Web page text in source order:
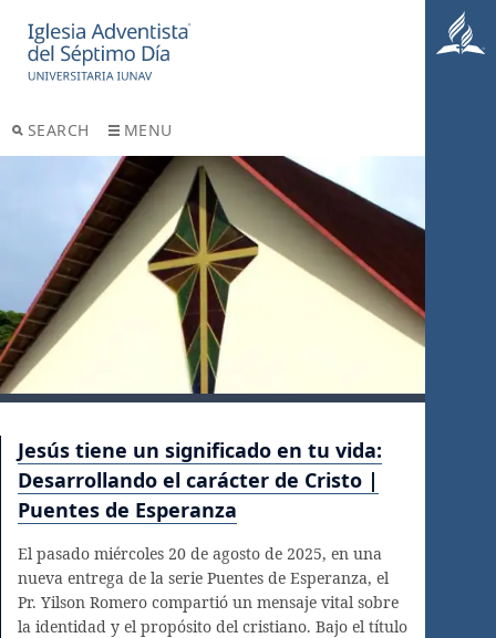
SEARCH MENU
Jesús tiene un significado en tu vida:
Desarrollando el carácter de Cristo |
Puentes de Esperanza
El pasado miércoles 20 de agosto de 2025, en una
nueva entrega de la serie Puentes de Esperanza, el
Pr. Yilson Romero compartió un mensaje vital sobre
la identidad y el propósito del cristiano. Bajo el título